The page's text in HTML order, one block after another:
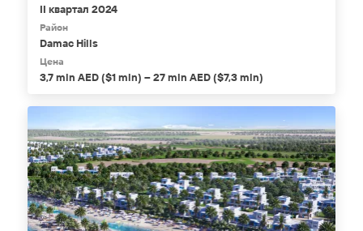
II квартал 2024
Район
Damac Hills
Цена
3,7 mln AED ($1 mln) – 27 mln AED ($7,3 mln)